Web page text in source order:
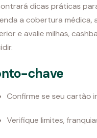
dicas práticas
a cobertura médica,
e avalie milhas,
chave
Confirme se seu cartão
Verifique limites,